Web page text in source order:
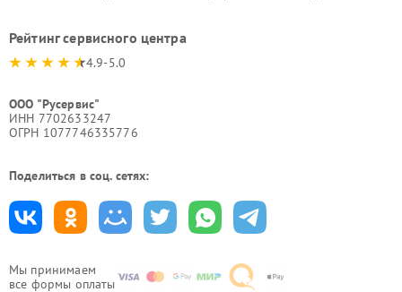
Мы принимаем
все формы оплаты
Рейтинг сервисного центра
4.9-5.0
ООО "Русервис"
ИНН 7702633247
ОГРН 1077746335776
Поделиться в соц. сетях: